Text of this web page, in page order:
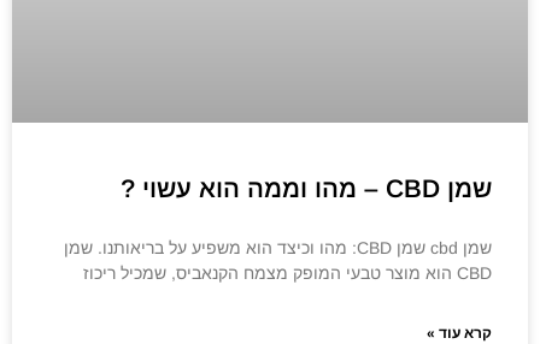
שמן CBD – מהו וממה הוא עשוי ?
שמן cbd שמן CBD: מהו וכיצד הוא משפיע על בריאותנו. שמן
CBD הוא מוצר טבעי המופק מצמח הקנאביס, שמכיל ריכוז
קרא עוד »